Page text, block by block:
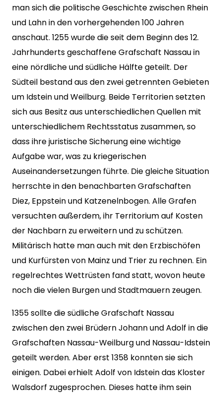
man sich die politische Geschichte zwischen Rhein
und Lahn in den vorhergehenden 100 Jahren
anschaut. 1255 wurde die seit dem Beginn des 12.
Jahrhunderts geschaffene Grafschaft Nassau in
eine nördliche und südliche Hälfte geteilt. Der
Südteil bestand aus den zwei getrennten Gebieten
um Idstein und Weilburg. Beide Territorien setzten
sich aus Besitz aus unterschiedlichen Quellen mit
unterschiedlichem Rechtsstatus zusammen, so
dass ihre juristische Sicherung eine wichtige
Aufgabe war, was zu kriegerischen
Auseinandersetzungen führte. Die gleiche Situation
herrschte in den benachbarten Grafschaften
Diez, Eppstein und Katzenelnbogen. Alle Grafen
versuchten außerdem, ihr Territorium auf Kosten
der Nachbarn zu erweitern und zu schützen.
Militärisch hatte man auch mit den Erzbischöfen
und Kurfürsten von Mainz und Trier zu rechnen. Ein
regelrechtes Wettrüsten fand statt, wovon heute
noch die vielen Burgen und Stadtmauern zeugen.
1355 sollte die südliche Grafschaft Nassau
zwischen den zwei Brüdern Johann und Adolf in die
Grafschaften Nassau-Weilburg und Nassau-Idstein
geteilt werden. Aber erst 1358 konnten sie sich
einigen. Dabei erhielt Adolf von Idstein das Kloster
Walsdorf zugesprochen. Dieses hatte ihm sein